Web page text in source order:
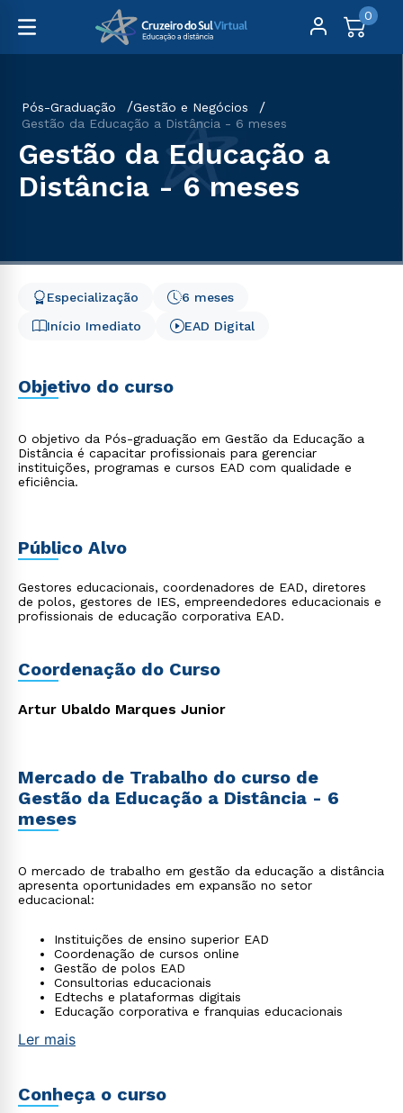
0
Pós-Graduação
Gestão e Negócios
Gestão da Educação a Distância - 6 meses
Gestão da Educação a
Distância - 6 meses
Início Imediato
6 meses
Especialização
EAD Digital
Objetivo do curso
O objetivo da Pós-graduação em Gestão da Educação a
Distância é capacitar profissionais para gerenciar
instituições, programas e cursos EAD com qualidade e
eficiência.
Público Alvo
Gestores educacionais, coordenadores de EAD, diretores
de polos, gestores de IES, empreendedores educacionais e
profissionais de educação corporativa EAD.
Coordenação do Curso
Artur Ubaldo Marques Junior
Mercado de Trabalho do curso de
Gestão da Educação a Distância - 6
meses
O mercado de trabalho em gestão da educação a distância
apresenta oportunidades em expansão no setor
educacional:
Instituições de ensino superior EAD
Coordenação de cursos online
Gestão de polos EAD
Consultorias educacionais
Edtechs e plataformas digitais
Educação corporativa e franquias educacionais
Ler mais
Conheça o curso